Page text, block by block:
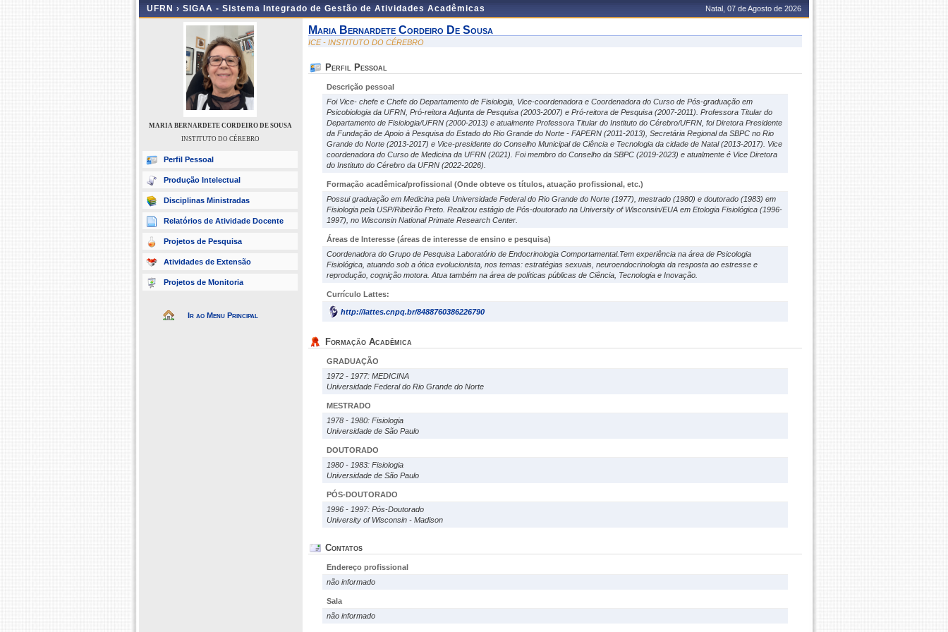
UFRN › SIGAA - Sistema Integrado de Gestão de Atividades Acadêmicas Natal, 07 de Agosto de 2026
MARIA BERNARDETE CORDEIRO DE SOUSA
INSTITUTO DO CÉREBRO
Perfil Pessoal
Produção Intelectual
Disciplinas Ministradas
Relatórios de Atividade Docente
Projetos de Pesquisa
Atividades de Extensão
Projetos de Monitoria
Ir ao Menu Principal
Maria Bernardete Cordeiro De Sousa
ICE - INSTITUTO DO CÉREBRO
Perfil Pessoal
Descrição pessoal
Foi Vice- chefe e Chefe do Departamento de Fisiologia, Vice-coordenadora e Coordenadora do Curso de Pós-graduação em
Psicobiologia da UFRN, Pró-reitora Adjunta de Pesquisa (2003-2007) e Pró-reitora de Pesquisa (2007-2011). Professora Titular do
Departamento de Fisiologia/UFRN (2000-2013) e atualmente Professora Titular do Instituto do Cérebro/UFRN, foi Diretora Presidente
da Fundação de Apoio à Pesquisa do Estado do Rio Grande do Norte - FAPERN (2011-2013), Secretária Regional da SBPC no Rio
Grande do Norte (2013-2017) e Vice-presidente do Conselho Municipal de Ciência e Tecnologia da cidade de Natal (2013-2017). Vice
coordenadora do Curso de Medicina da UFRN (2021). Foi membro do Conselho da SBPC (2019-2023) e atualmente é Vice Diretora
do Instituto do Cérebro da UFRN (2022-2026).
Formação acadêmica/profissional (Onde obteve os títulos, atuação profissional, etc.)
Possui graduação em Medicina pela Universidade Federal do Rio Grande do Norte (1977), mestrado (1980) e doutorado (1983) em
Fisiologia pela USP/Ribeirão Preto. Realizou estágio de Pós-doutorado na University of Wisconsin/EUA em Etologia Fisiológica (1996-
1997), no Wisconsin National Primate Research Center.
Áreas de Interesse (áreas de interesse de ensino e pesquisa)
Coordenadora do Grupo de Pesquisa Laboratório de Endocrinologia Comportamental.Tem experiência na área de Psicologia
Fisiológica, atuando sob a ótica evolucionista, nos temas: estratégias sexuais, neuroendocrinologia da resposta ao estresse e
reprodução, cognição motora. Atua também na área de políticas públicas de Ciência, Tecnologia e Inovação.
Currículo Lattes:
http://lattes.cnpq.br/8488760386226790
Formação Acadêmica
GRADUAÇÃO
1972 - 1977: MEDICINA
Universidade Federal do Rio Grande do Norte
MESTRADO
1978 - 1980: Fisiologia
Universidade de São Paulo
DOUTORADO
1980 - 1983: Fisiologia
Universidade de São Paulo
PÓS-DOUTORADO
1996 - 1997: Pós-Doutorado
University of Wisconsin - Madison
Contatos
Endereço profissional
não informado
Sala
não informado